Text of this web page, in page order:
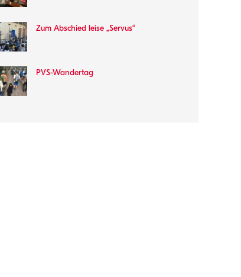
Zum Abschied leise „Servus“
PVS-Wandertag